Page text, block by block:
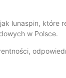
lunaspin, które
w Polsce.